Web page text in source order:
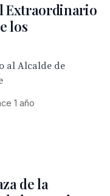
Extraordinario
los
al Alcalde de
1 año
de la